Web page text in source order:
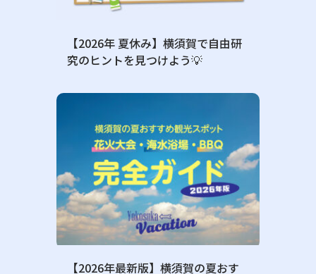
【2026年 夏休み】横須賀で自由研
究のヒントを見つけよう💡
【2026年最新版】横須賀の夏おす